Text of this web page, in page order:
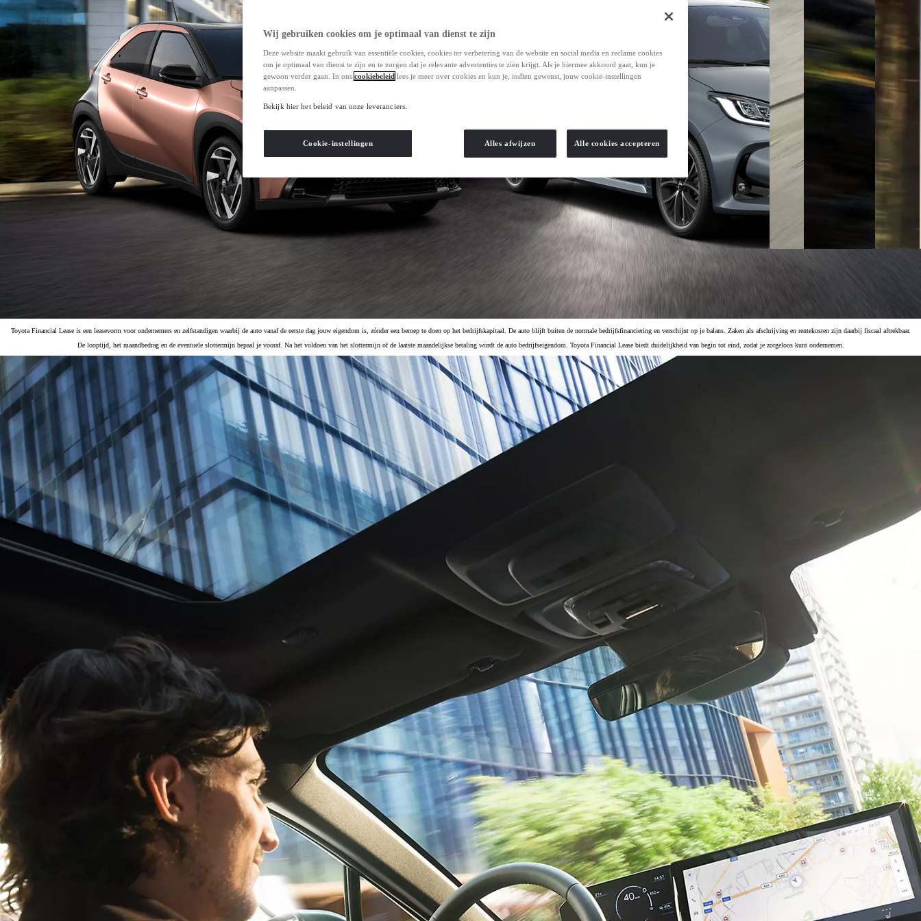
Vanaf € 23.750,-
€ 197,98 p/m*
Urban Cruiser
BATTERIJ ELEKTRISCH
Toyota Financial Lease is een leasevorm voor ondernemers en zelfstandigen waarbij de auto vanaf de eerste dag jouw eigendom is, zónder een beroep te doen op het bedrijfskapitaal. De auto blijft buiten de normale bedrijfsfinanciering en verschijnt op je balans. Zaken als afschrijving en rentekosten zijn daarbij fiscaal aftrekbaar.
De looptijd, het maandbedrag en de eventuele slottermijn bepaal je vooraf. Na het voldoen van het slottermijn of de laatste maandelijkse betaling wordt de auto bedrijfseigendom. Toyota Financial Lease biedt duidelijkheid van begin tot eind, zodat je zorgeloos kunt ondernemen.
Wij gebruiken cookies om je optimaal van dienst te zijn
Deze website maakt gebruik van essentiële cookies, cookies ter verbetering van de website en social media en reclame cookies
om je optimaal van dienst te zijn en te zorgen dat je relevante advertenties te zien krijgt. Als je hiermee akkoord gaat, kun je
gewoon verder gaan. In ons cookiebeleid lees je meer over cookies en kun je, indien gewenst, jouw cookie-instellingen
aanpassen.
Bekijk hier het beleid van onze leveranciers.
Cookie-instellingen Alles afwijzen Alle cookies accepteren